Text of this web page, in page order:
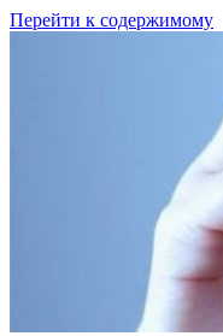
Перейти к содержимому